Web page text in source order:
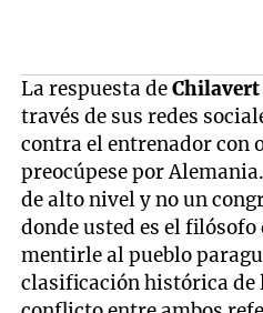
La respuesta de
través de sus redes
contra el entrenador con
preocúpese por
de alto nivel y no un
donde usted es el filósofo
mentirle al pueblo
clasificación histórica de